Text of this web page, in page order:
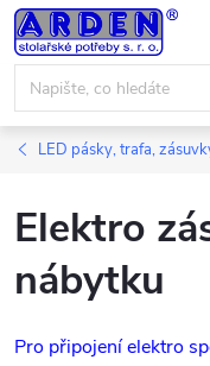
Přejít
na
obsah
LED pásky, trafa,
Elektro
nábytku
Pro připojení elektro